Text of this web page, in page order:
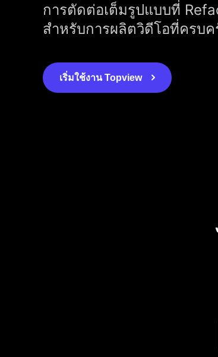
การตัดต่อเต็มรูปแบบที่
สำหรับการผลิตวิดีโอที่ครบ
เริ่มใช้งาน Topview